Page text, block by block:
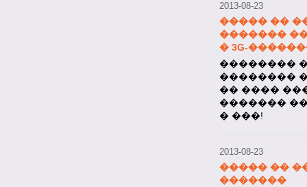
2013-08-23
����� ��
�������
� 3G-
��������
��������
�� ����
�������
� ���!
2013-08-23
����� ��
�������